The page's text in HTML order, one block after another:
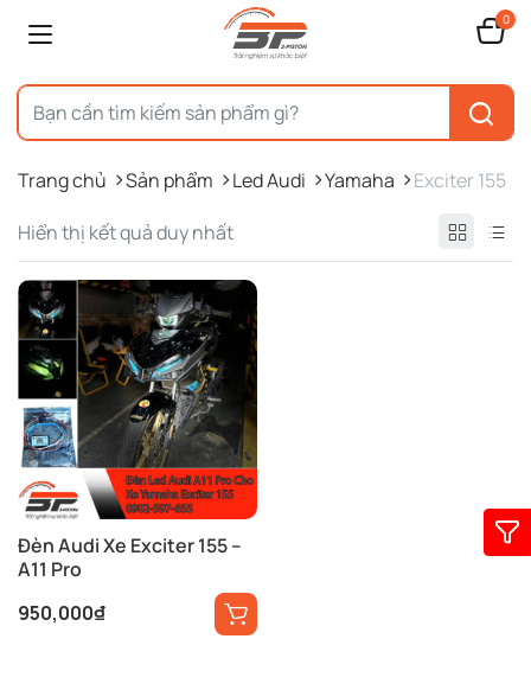
0
Trang chủ Sản phẩm Led Audi Yamaha
Exciter 155
Hiển thị kết quả duy nhất
Đèn Audi Xe Exciter 155 –
A11 Pro
950,000₫